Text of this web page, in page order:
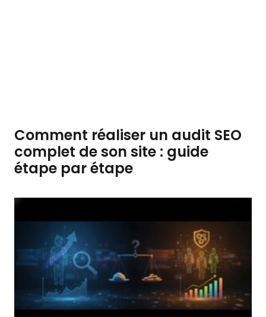
Comment réaliser un audit SEO
complet de son site : guide
étape par étape